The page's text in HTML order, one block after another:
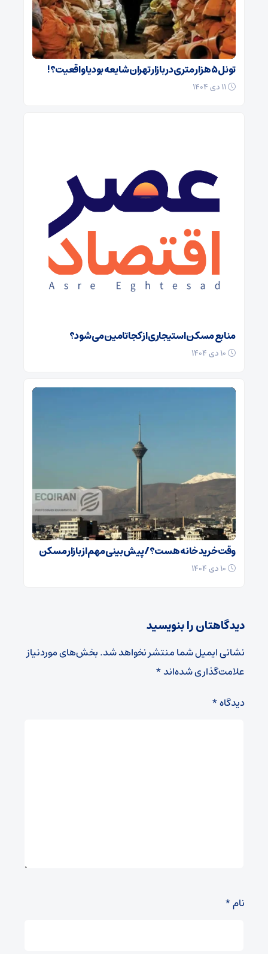
تونل ۵ هزار متری در بازار تهران شایعه بود یا واقعیت؟!
منابع مسکن استیجاری از کجا تامین می شود؟
وقت خرید خانه هست؟/ پیش بینی مهم از بازار مسکن
دیدگاهتان را بنویسید
نشانی ایمیل شما منتشر نخواهد شد.بخش‌های موردنیاز
علامت‌گذاری شده‌اند*
دیدگاه*
نام*